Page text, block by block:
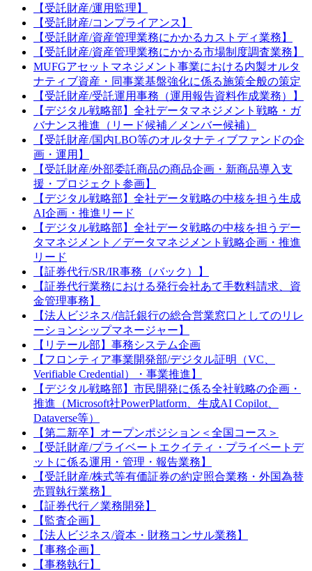
【受託財産/運用監理】
【受託財産/コンプライアンス】
【受託財産/資産管理業務にかかるカストディ業務】
【受託財産/資産管理業務にかかる市場制度調査業務】
MUFGアセットマネジメント事業における内製オルタ
ナティブ資産・同事業基盤強化に係る施策全般の策定
【受託財産/受託運用事務（運用報告資料作成業務）】
【デジタル戦略部】全社データマネジメント戦略・ガ
バナンス推進（リード候補／メンバー候補）
【受託財産/国内LBO等のオルタナティブファンドの企
画・運用】
【受託財産/外部委託商品の商品企画・新商品導入支
援・プロジェクト参画】
【デジタル戦略部】全社データ戦略の中核を担う生成
AI企画・推進リード
【デジタル戦略部】全社データ戦略の中核を担うデー
タマネジメント／データマネジメント戦略企画・推進
リード
【証券代行/SR/IR事務（バック）】
【証券代行業務における発行会社あて手数料請求、資
金管理事務】
【法人ビジネス/信託銀行の総合営業窓口としてのリレ
ーションシップマネージャー】
【リテール部】事務システム企画
【フロンティア事業開発部/デジタル証明（VC、
Verifiable Credential）・事業推進】
【デジタル戦略部】市民開発に係る全社戦略の企画・
推進（Microsoft社PowerPlatform、生成AI Copilot、
Dataverse等）
【第二新卒】オープンポジション＜全国コース＞
【受託財産/プライベートエクイティ・プライベートデ
ットに係る運用・管理・報告業務】
【受託財産/株式等有価証券の約定照合業務・外国為替
売買執行業務】
【証券代行／業務開発】
【監査企画】
【法人ビジネス/資本・財務コンサル業務】
【事務企画】
【事務執行】